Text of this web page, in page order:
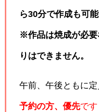
ら30分で作成も可能
※作品は焼成が必
りはできません。
午前、午後ともに定
予約の方、優先です